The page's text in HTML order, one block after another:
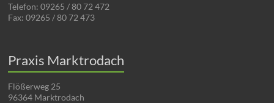
Telefon: 09265 / 80 72 472
Fax: 09265 / 80 72 473
Praxis Marktrodach
Flößerweg 25
96364 Marktrodach